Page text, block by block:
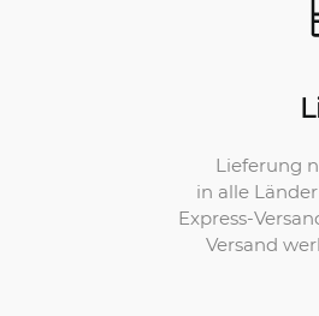
Lieferung
in alle
Express-
Versand